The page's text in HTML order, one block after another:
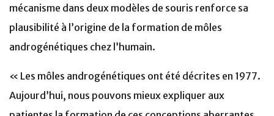
mécanisme dans deux modèles de souris renforce sa
plausibilité à l’origine de la formation de môles
androgénétiques chez l’humain.
« Les môles androgénétiques ont été décrites en 1977.
Aujourd’hui, nous pouvons mieux expliquer aux